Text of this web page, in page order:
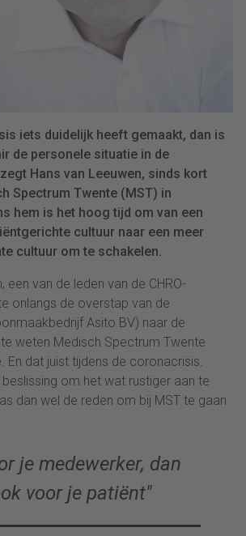
iets duidelijk heeft gemaakt, dan is
de personele situatie in de
Hans van Leeuwen, sinds kort
Spectrum Twente (MST) in
hem is het hoog tijd om van een
cultuur naar een meer
cultuur om te schakelen.
een van de leden van de CHRO-
onlangs de overstap van de
Asito BV) naar de
weten Medisch Spectrum Twente
En dat juist tijdens de coronacrisis.
om het wat rustiger aan te
dan wel de reden om bij MST te gaan
je medewerker, dan
voor je patiënt